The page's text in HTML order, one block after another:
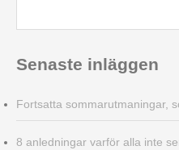
Senaste inläggen
Fortsatta sommarutmaningar,
8 anledningar varför alla inte